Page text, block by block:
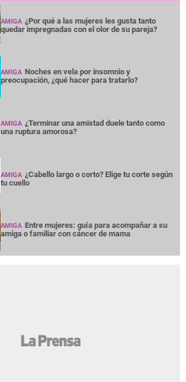
AMIGA ¿Por qué a las mujeres les gusta tanto
quedar impregnadas con el olor de su pareja?
AMIGA Noches en vela por insomnio y
preocupación, ¿qué hacer para tratarlo?
AMIGA ¿Terminar una amistad duele tanto como
una ruptura amorosa?
AMIGA ¿Cabello largo o corto? Elige tu corte según
tu cuello
AMIGA Entre mujeres: guía para acompañar a su
amiga o familiar con cáncer de mama